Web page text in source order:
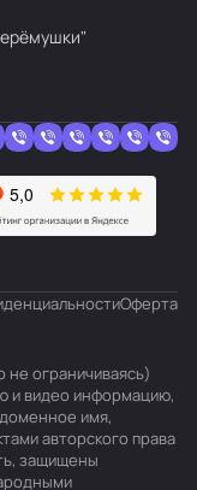
Оферта
ограничиваясь)
и видео информацию,
имя,
авторского права
защищены